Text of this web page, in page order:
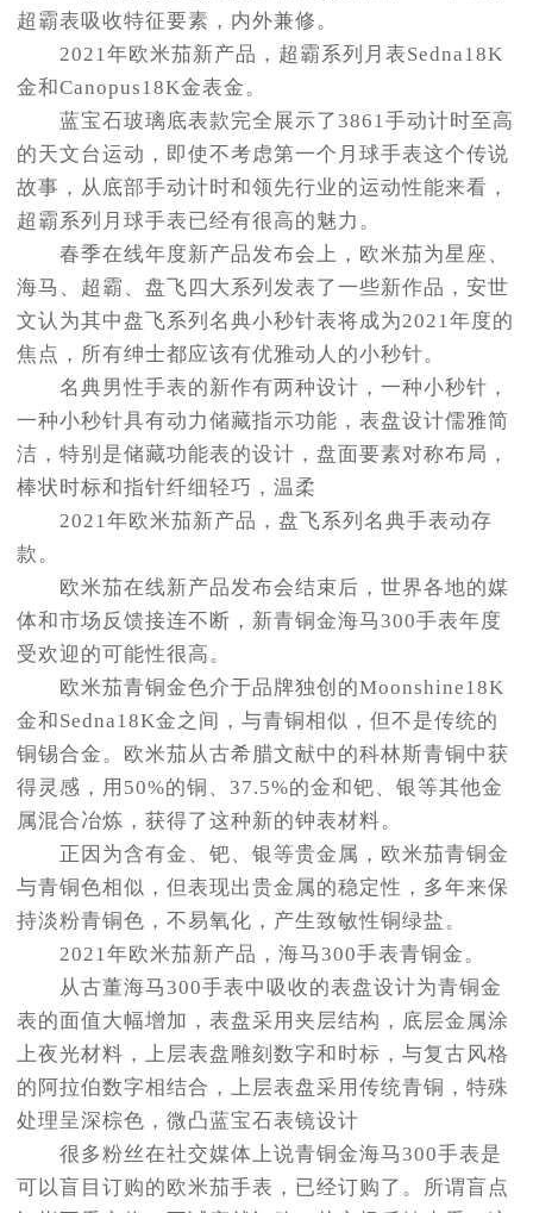
超霸表吸收特征要素，内外兼修。
2021年欧米茄新产品，超霸系列月表Sedna18K
金和Canopus18K金表金。
蓝宝石玻璃底表款完全展示了3861手动计时至高
的天文台运动，即使不考虑第一个月球手表这个传说
故事，从底部手动计时和领先行业的运动性能来看，
超霸系列月球手表已经有很高的魅力。
春季在线年度新产品发布会上，欧米茄为星座、
海马、超霸、盘飞四大系列发表了一些新作品，安世
文认为其中盘飞系列名典小秒针表将成为2021年度的
焦点，所有绅士都应该有优雅动人的小秒针。
名典男性手表的新作有两种设计，一种小秒针，
一种小秒针具有动力储藏指示功能，表盘设计儒雅简
洁，特别是储藏功能表的设计，盘面要素对称布局，
棒状时标和指针纤细轻巧，温柔
2021年欧米茄新产品，盘飞系列名典手表动存
款。
欧米茄在线新产品发布会结束后，世界各地的媒
体和市场反馈接连不断，新青铜金海马300手表年度
受欢迎的可能性很高。
欧米茄青铜金色介于品牌独创的Moonshine18K
金和Sedna18K金之间，与青铜相似，但不是传统的
铜锡合金。欧米茄从古希腊文献中的科林斯青铜中获
得灵感，用50%的铜、37.5%的金和钯、银等其他金
属混合冶炼，获得了这种新的钟表材料。
正因为含有金、钯、银等贵金属，欧米茄青铜金
与青铜色相似，但表现出贵金属的稳定性，多年来保
持淡粉青铜色，不易氧化，产生致敏性铜绿盐。
2021年欧米茄新产品，海马300手表青铜金。
从古董海马300手表中吸收的表盘设计为青铜金
表的面值大幅增加，表盘采用夹层结构，底层金属涂
上夜光材料，上层表盘雕刻数字和时标，与复古风格
的阿拉伯数字相结合，上层表盘采用传统青铜，特殊
处理呈深棕色，微凸蓝宝石表镜设计
很多粉丝在社交媒体上说青铜金海马300手表是
可以盲目订购的欧米茄手表，已经订购了。所谓盲点